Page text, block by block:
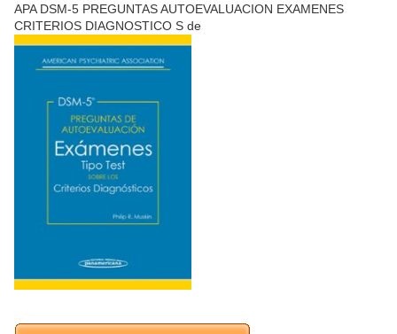
APA DSM-5 PREGUNTAS AUTOEVALUACION EXAMENES
CRITERIOS DIAGNOSTICO S de